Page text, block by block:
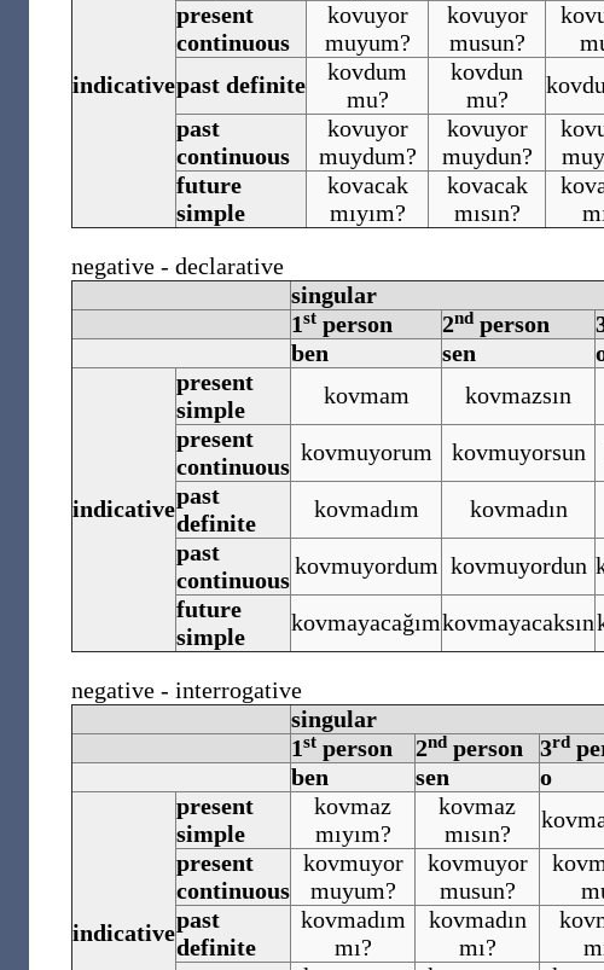
indicative
present
continuous
kovuyor
muyum?
kovuyor
musun?
past definite
kovdum
mu?
kovdun
mu?
past
continuous
kovuyor
muydum?
kovuyor
muydun?
future
simple
kovacak
mıyım?
kovacak
mısın?
negative - declarative
singular
1st person 2nd person
ben
sen
indicative
present
simple
kovmam kovmazsın
present
continuous
kovmuyorum kovmuyorsun
past
definite
kovmadım kovmadın
past
continuous
kovmuyordum kovmuyordun
future
simple
kovmayacağımkovmayacaksın
negative - interrogative
singular
1st person 2nd person 3rd
ben
sen o
indicative
present
simple
kovmaz
mıyım?
kovmaz
mısın?
present
continuous
kovmuyor
muyum?
kovmuyor
musun?
past
definite
kovmadım
mı?
kovmadın
mı?